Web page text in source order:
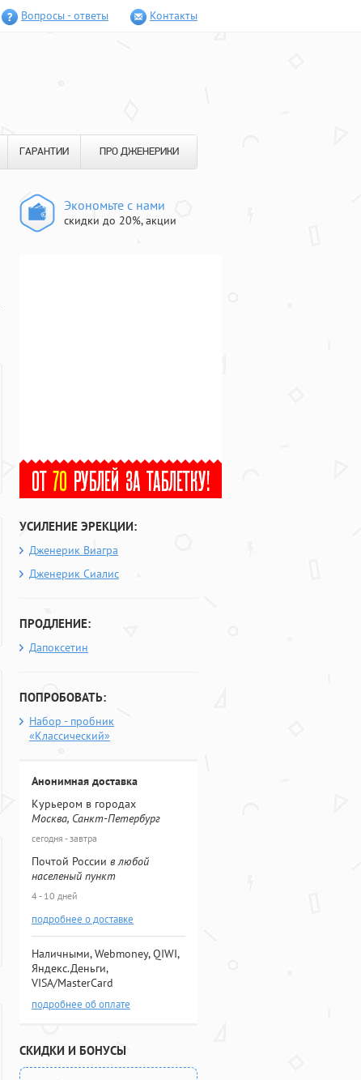
Вопросы - ответы Контакты
ГАРАНТИИ ПРО ДЖЕНЕРИКИ
Экономьте с нами
скидки до 20%, акции
УСИЛЕНИЕ ЭРЕКЦИИ:
Дженерик Виагра
Дженерик Сиалис
ПРОДЛЕНИЕ:
Дапоксетин
ПОПРОБОВАТЬ:
Набор - пробник
«Классический»
Анонимная доставка
Курьером в городах
Москва, Санкт-Петербург
сегодня - завтра
Почтой России в любой
населеный пункт
4 - 10 дней
подробнее о доставке
Наличными, Webmoney, QIWI,
Яндекс.Деньги,
VISA/MasterCard
подробнее об оплате
СКИДКИ И БОНУСЫ